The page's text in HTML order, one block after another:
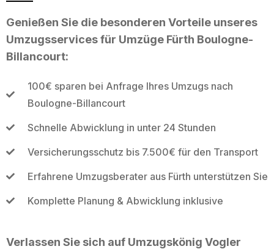
Genießen Sie die besonderen Vorteile unseres
Umzugsservices für Umzüge Fürth Boulogne-
Billancourt:
100€ sparen bei Anfrage Ihres Umzugs nach
Boulogne-Billancourt
Schnelle Abwicklung in unter 24 Stunden
Versicherungsschutz bis 7.500€ für den Transport
Erfahrene Umzugsberater aus Fürth unterstützen Sie
Komplette Planung & Abwicklung inklusive
Verlassen Sie sich auf Umzugskönig Vogler